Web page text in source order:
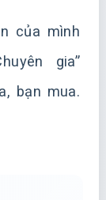
của mình
gia”
bạn mua.